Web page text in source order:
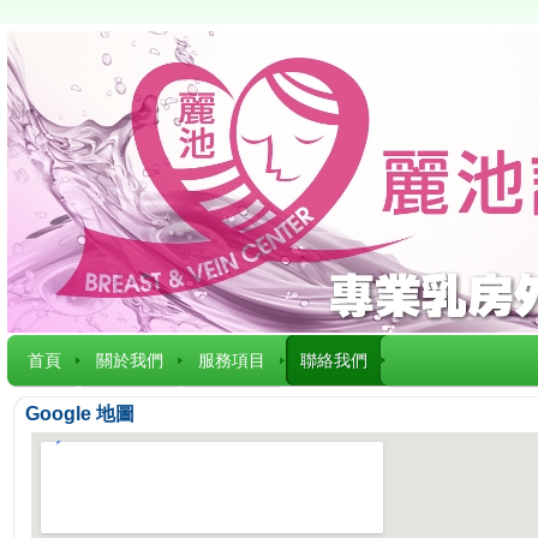
首頁 關於我們 服務項目 聯絡我們
Google 地圖